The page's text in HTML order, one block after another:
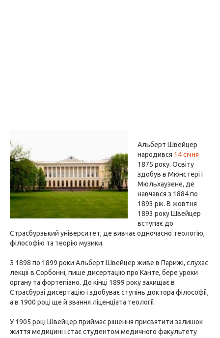
Альберт Швейцер
народився 14 січня
1875 року. Освіту
здобув в Мюнстері і
Мюльхаузене, де
навчався з 1884 по
1893 рік. В жовтня
1893 року Швейцер
вступає до
Страсбурзький університет, де вивчає одночасно теологію,
філософію та теорію музики.
З 1898 по 1899 роки Альберт Швейцер живе в Парижі, слухає
лекції в Сорбонні, пише дисертацію про Канте, бере уроки
органу та фортепіано. До кінці 1899 року захищає в
Страсбурзі дисертацію і здобуває ступінь доктора філософії,
а в 1900 році ще й звання ліценціата теології.
У 1905 році Швейцер приймає рішення присвятити залишок
життя медицині і стає студентом медичного факультету